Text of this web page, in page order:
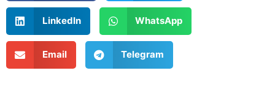
LinkedIn WhatsApp
Email Telegram